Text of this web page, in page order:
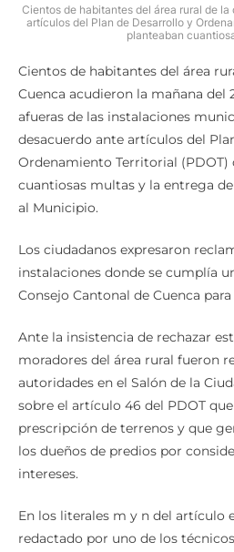
Cientos de habitantes del área rural de
artículos del Plan de Desarrollo y
planteaban
Cientos de habitantes del área
Cuenca acudieron la mañana del
afueras de las instalaciones
desacuerdo ante artículos del
Ordenamiento Territorial (PDOT)
cuantiosas multas y la entrega
al Municipio.
Los ciudadanos expresaron
instalaciones donde se cumplía
Consejo Cantonal de Cuenca
Ante la insistencia de rechazar
moradores del área rural fueron
autoridades en el Salón de la
sobre el artículo 46 del PDOT
prescripción de terrenos y que
los dueños de predios por
intereses.
En los literales m y n del artículo
redactado por uno de los